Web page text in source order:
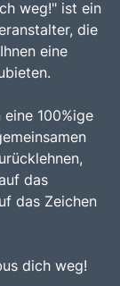
weg!" ist ein
die
eine
100%ige
das
das Zeichen
dich weg!